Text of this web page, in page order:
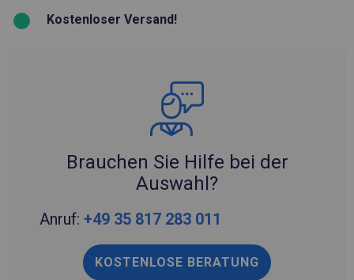
Kostenloser Versand!
Brauchen Sie Hilfe bei der
Auswahl?
Anruf: +49 35 817 283 011
KOSTENLOSE BERATUNG